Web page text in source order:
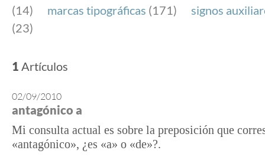
(14)
marcas tipográficas (171)
signos
(23)
1 Artículos
02/09/2010
antagónico a
Mi consulta actual es sobre la preposición que
«antagónico», ¿es «a» o «de»?.